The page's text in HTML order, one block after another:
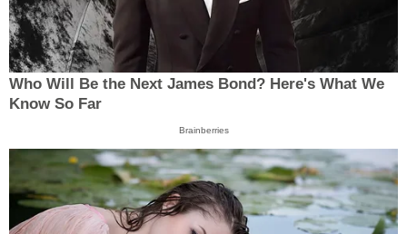
Who Will Be the Next James Bond? Here's What We
Know So Far
Brainberries